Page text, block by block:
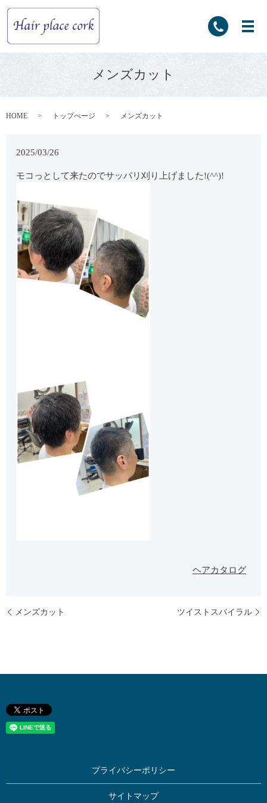
メンズカット
HOME トップぺージ メンズカット
2025/03/26
モコっとして来たのでサッパリ刈り上げました!(^^)!
ヘアカタログ
メンズカット ツイストスパイラル
プライバシーポリシー
サイトマップ